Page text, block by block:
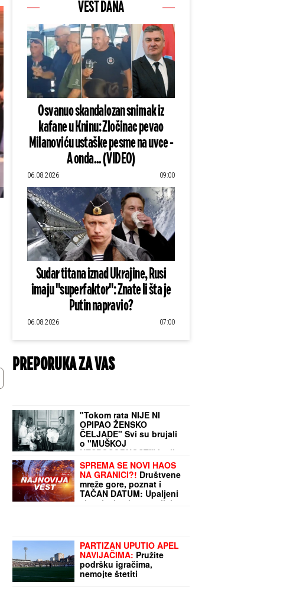
VEST DANA
Osvanuo skandalozan snimak iz
kafane u Kninu: Zločinac pevao
Milanoviću ustaške pesme na uvce -
A onda... (VIDEO)
06.08.2026 09:00
Sudar titana iznad Ukrajine, Rusi
imaju "superfaktor": Znate li šta je
Putin napravio?
06.08.2026 07:00
PREPORUKA ZA VAS
"Tokom rata NIJE NI
OPIPAO ŽENSKO
ČELJADE" Svi su brujali
o "MUŠKOJ
NESPOSOBNOSTI" kralja
Aleksandra, a onda je
smišljen DRŽAVNI
PROJEKAT iz kog je
dobio VANBRAČNU
ĆERKU
SPREMA SE NOVI HAOS
NA GRANICI?! Društvene
mreže gore, poznat i
TAČAN DATUM: Upaljeni
alarmi, vlasti postavljaju
PARTIZAN UPUTIO APEL
NAVIJAČIMA: Pružite
podršku igračima,
nemojte štetiti